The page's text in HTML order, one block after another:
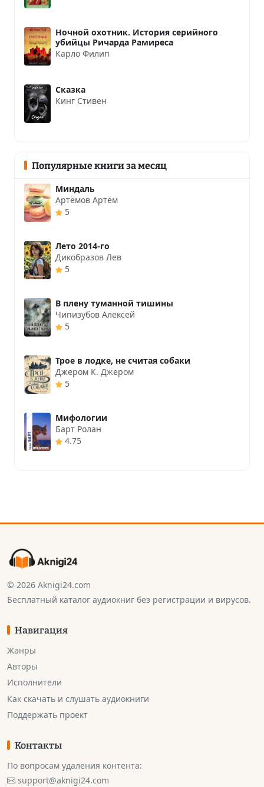
Ночной охотник. История серийного
убийцы Ричарда Рамиреса
Карло Филип
Сказка
Кинг Стивен
Популярные книги за месяц
Миндаль
Артёмов Артём
5
Лето 2014-го
Дикобразов Лев
5
В плену туманной тишины
Чипизубов Алексей
5
Трое в лодке, не считая собаки
Джером К. Джером
5
Мифологии
Барт Ролан
4.75
© 2026 Aknigi24.com
Бесплатный каталог аудиокниг без регистрации и вирусов.
Навигация
Жанры
Авторы
Исполнители
Как скачать и слушать аудиокниги
Поддержать проект
Контакты
По вопросам удаления контента:
support@aknigi24.com